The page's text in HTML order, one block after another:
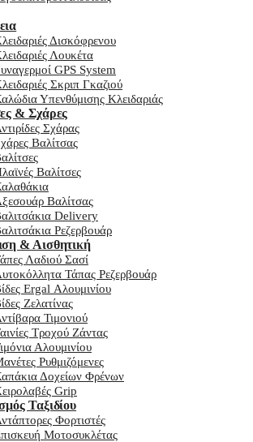
Δισκόφρενου
Λουκέτα
GPS System
Σκριπ Γκαζιού
Υπενθύμισης Κλειδαριάς
& Σχάρες
Σχάρας
Βαλίτσας
Βαλίτσες
Βαλίτσας
Delivery
Ρεζερβουάρ
& Αισθητική
Λαδιού Σασί
Τάπας Ρεζερβουάρ
Ergal Αλουμινίου
Ζελατίνας
Τιμονιού
Τροχού Ζάντας
Αλουμινίου
Ρυθμιζόμενες
Δοχείων Φρένων
Grip
Ταξιδίου
Φορτιστές
Μοτοσυκλέτας